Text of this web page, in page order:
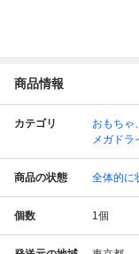
商品情報
カテゴリ おもちゃ
メガドラ
商品の状態 全体的に
個数 1個